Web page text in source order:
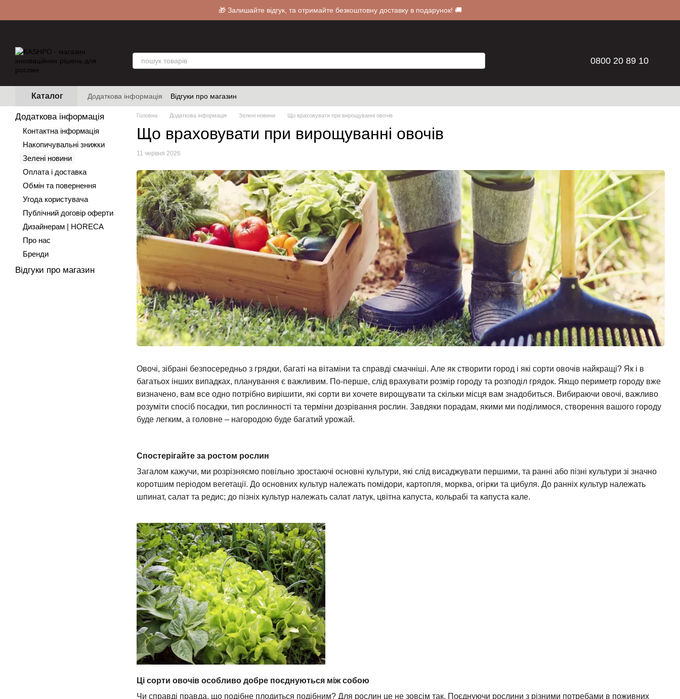
🎁 Залишайте відгук, та отримайте безкоштовну доставку в подарунок! 🚚
0800 20 89 10
Каталог Додаткова інформація Відгуки про магазин
Головна Додаткова інформація Зелені новини Що враховувати при вирощуванні овочів
Що враховувати при вирощуванні овочів
11 червня 2026
Овочі, зібрані безпосередньо з грядки, багаті на вітаміни та справді смачніші. Але як створити город і які сорти овочів найкращі? Як і в
багатьох інших випадках, планування є важливим. По-перше, слід врахувати розмір городу та розподіл грядок. Якщо периметр городу вже
визначено, вам все одно потрібно вирішити, які сорти ви хочете вирощувати та скільки місця вам знадобиться. Вибираючи овочі, важливо
розуміти спосіб посадки, тип рослинності та терміни дозрівання рослин. Завдяки порадам, якими ми поділимося, створення вашого городу
буде легким, а головне – нагородою буде багатий урожай.
Спостерігайте за ростом рослин
Загалом кажучи, ми розрізняємо повільно зростаючі основні культури, які слід висаджувати першими, та ранні або пізні культури зі значно
коротшим періодом вегетації. До основних культур належать помідори, картопля, морква, огірки та цибуля. До ранніх культур належать
шпинат, салат та редис; до пізніх культур належать салат латук, цвітна капуста, кольрабі та капуста кале.
Ці сорти овочів особливо добре поєднуються між собою
Чи справді правда, що подібне плодиться подібним? Для рослин це не зовсім так. Поєднуючи рослини з різними потребами в поживних
Додаткова інформація
Контактна інформація
Накопичувальні знижки
Зелені новини
Оплата і доставка
Обмін та повернення
Угода користувача
Публічний договір оферти
Дизайнерам | HORECA
Про нас
Бренди
Відгуки про магазин